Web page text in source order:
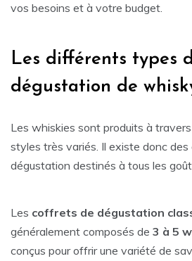
vos besoins et à votre budget.
Les différents types
dégustation de
Les whiskies sont produits à
styles très variés. Il existe donc
dégustation destinés à tous les
Les coffrets de dégustation
généralement composés de 3 à 5
conçus pour offrir une variété de